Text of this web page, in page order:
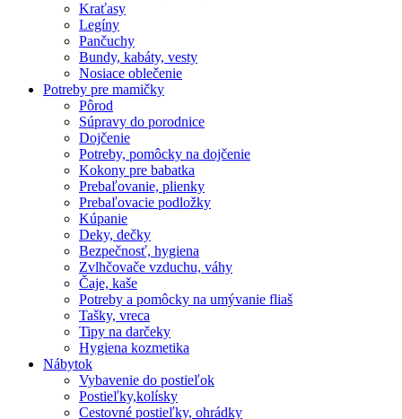
Kraťasy
Legíny
Pančuchy
Bundy, kabáty, vesty
Nosiace oblečenie
Potreby pre mamičky
Pôrod
Súpravy do porodnice
Dojčenie
Potreby, pomôcky na dojčenie
Kokony pre babatka
Prebaľovanie, plienky
Prebaľovacie podložky
Kúpanie
Deky, dečky
Bezpečnosť, hygiena
Zvlhčovače vzduchu, váhy
Čaje, kaše
Potreby a pomôcky na umývanie fliaš
Tašky, vreca
Tipy na darčeky
Hygiena kozmetika
Nábytok
Vybavenie do postieľok
Postieľky,kolísky
Cestovné postieľky, ohrádky